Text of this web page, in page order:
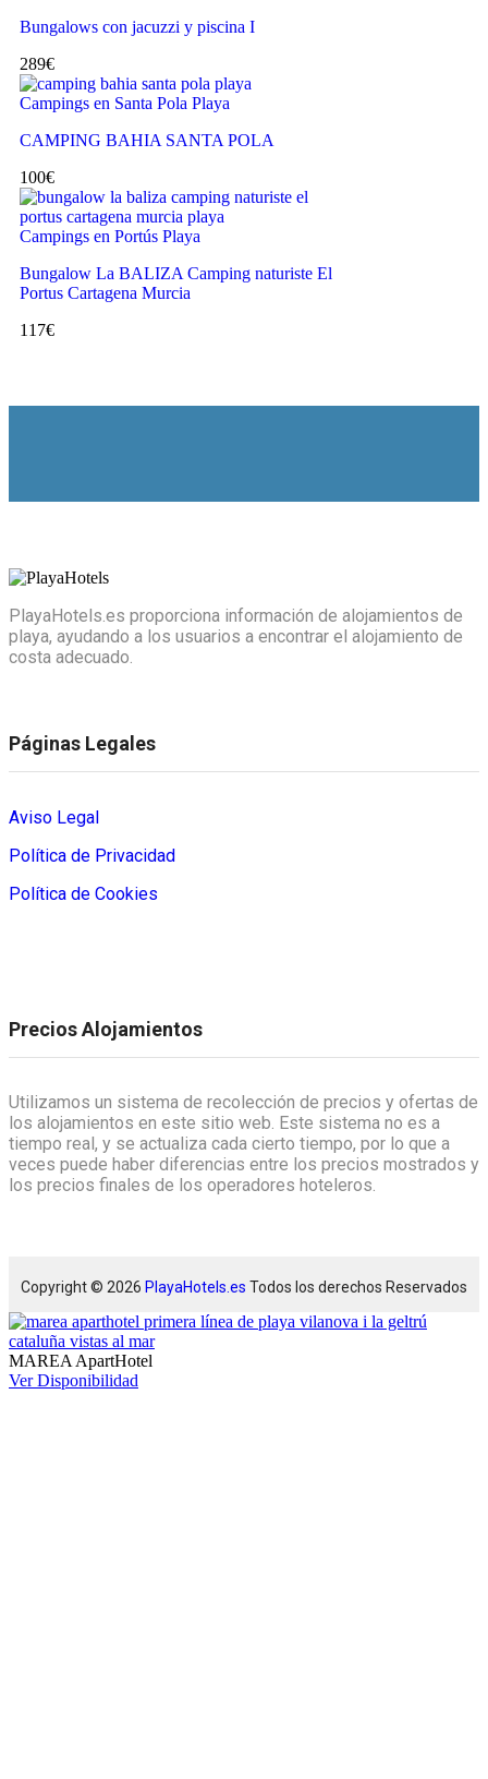
Bungalows con jacuzzi y piscina I
289€
Campings en Santa Pola Playa
CAMPING BAHIA SANTA POLA
100€
Campings en Portús Playa
Bungalow La BALIZA Camping naturiste El
Portus Cartagena Murcia
117€
PlayaHotels.es proporciona información de alojamientos de
playa, ayudando a los usuarios a encontrar el alojamiento de
costa adecuado.
Páginas Legales
Aviso Legal
Política de Privacidad
Política de Cookies
Precios Alojamientos
Utilizamos un sistema de recolección de precios y ofertas de
los alojamientos en este sitio web. Este sistema no es a
tiempo real, y se actualiza cada cierto tiempo, por lo que a
veces puede haber diferencias entre los precios mostrados y
los precios finales de los operadores hoteleros.
Copyright © 2026 PlayaHotels.es Todos los derechos Reservados
MAREA ApartHotel
Ver Disponibilidad